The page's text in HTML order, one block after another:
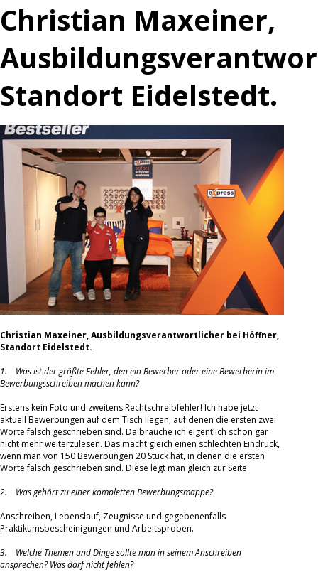
Christian Maxeiner,
Standort Eidelstedt.
Christian Maxeiner, Ausbildungsverantwortlicher bei Höffner,
Standort Eidelstedt.
1. Was ist der größte Fehler, den ein Bewerber oder eine Bewerberin im
Bewerbungsschreiben machen kann?
Erstens kein Foto und zweitens Rechtschreibfehler! Ich habe jetzt
aktuell Bewerbungen auf dem Tisch liegen, auf denen die ersten zwei
Worte falsch geschrieben sind. Da brauche ich eigentlich schon gar
nicht mehr weiterzulesen. Das macht gleich einen schlechten Eindruck,
wenn man von 150 Bewerbungen 20 Stück hat, in denen die ersten
Worte falsch geschrieben sind. Diese legt man gleich zur Seite.
2. Was gehört zu einer kompletten Bewerbungsmappe?
Anschreiben, Lebenslauf, Zeugnisse und gegebenenfalls
Praktikumsbescheinigungen und Arbeitsproben.
3. Welche Themen und Dinge sollte man in seinem Anschreiben
ansprechen? Was darf nicht fehlen?